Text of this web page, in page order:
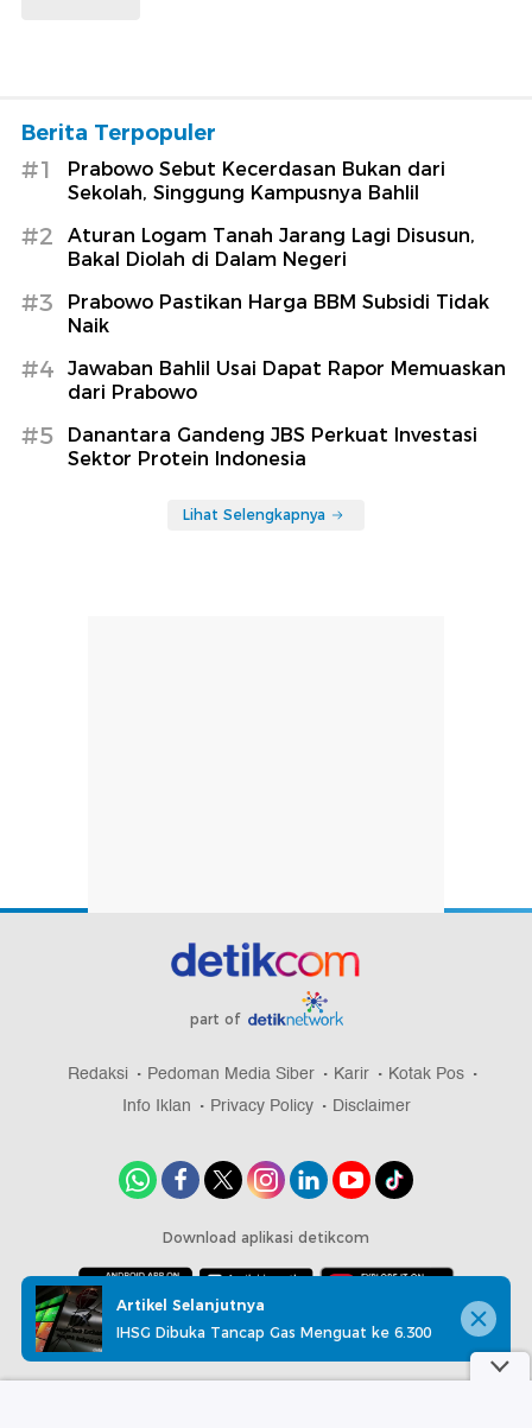
Berita Terpopuler
#1
Prabowo Sebut Kecerdasan Bukan dari
Sekolah, Singgung Kampusnya Bahlil
#2
Aturan Logam Tanah Jarang Lagi Disusun,
Bakal Diolah di Dalam Negeri
#3
Prabowo Pastikan Harga BBM Subsidi Tidak
Naik
#4
Jawaban Bahlil Usai Dapat Rapor Memuaskan
dari Prabowo
#5
Danantara Gandeng JBS Perkuat Investasi
Sektor Protein Indonesia
Lihat Selengkapnya
part of
Redaksi Pedoman Media Siber Karir
Kotak Pos
Info Iklan
Privacy Policy Disclaimer
Download aplikasi detikcom
Copyright @ 2026 detikcom, All right reserved
Artikel Selanjutnya
IHSG Dibuka Tancap Gas Menguat ke 6.300